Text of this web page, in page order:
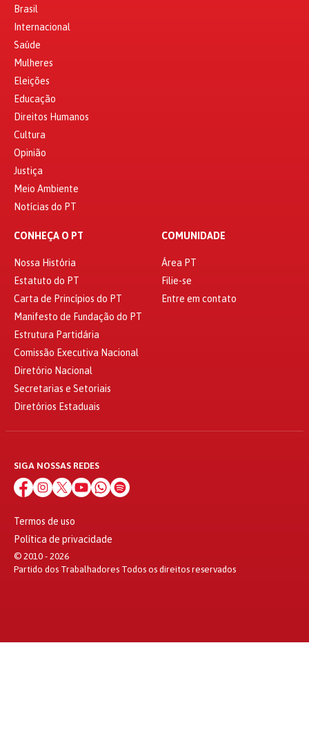
Brasil
Internacional
Saúde
Mulheres
Eleições
Educação
Direitos Humanos
Cultura
Opinião
Justiça
Meio Ambiente
Notícias do PT
CONHEÇA O PT
Nossa História
Estatuto do PT
Carta de Princípios do PT
Manifesto de Fundação do PT
Estrutura Partidária
Comissão Executiva Nacional
Diretório Nacional
Secretarias e Setoriais
Diretórios Estaduais
COMUNIDADE
Área PT
Filie-se
Entre em contato
SIGA NOSSAS REDES
Termos de uso
Política de privacidade
© 2010 - 2026
Partido dos Trabalhadores Todos os direitos reservados